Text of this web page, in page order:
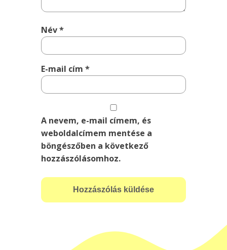
Név*
E-mail cím*
A nevem, e-mail címem, és
weboldalcímem mentése a
böngészőben a következő
hozzászólásomhoz.